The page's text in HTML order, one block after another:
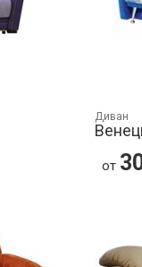
Диван
от